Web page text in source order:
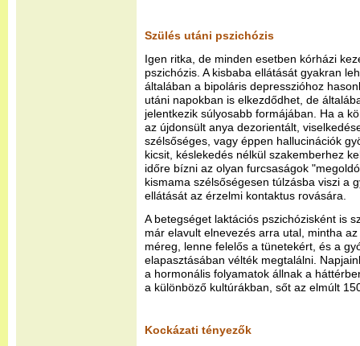
Szülés utáni pszichózis
Igen ritka, de minden esetben kórházi
pszichózis. A kisbaba ellátását gyakran
általában a bipoláris depresszióhoz
utáni napokban is elkezdődhet, de
jelentkezik súlyosabb formájában. Ha a
az újdonsült anya dezorientált,
szélsőséges, vagy éppen hallucinációk
kicsit, késlekedés nélkül szakemberhez
időre bízni az olyan furcsaságok
kismama szélsőségesen túlzásba viszi a
ellátását az érzelmi kontaktus rovására.
A betegséget laktációs pszichózisként is
már elavult elnevezés arra utal, mintha
méreg, lenne felelős a tünetekért, és a
elapasztásában vélték megtalálni.
a hormonális folyamatok állnak a
a különböző kultúrákban, sőt az elmúlt
Kockázati tényezők